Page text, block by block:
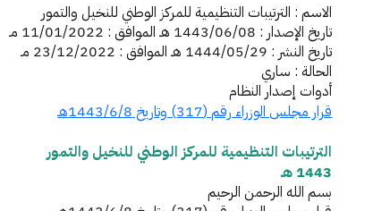
الفرع الإلكتروني
الاسم : الترتيبات التنظيمية للمركز الوطني للنخيل والتمور
تاريخ الإصدار : 1443/06/08 هـ الموافق : 11/01/2022 مـ
تاريخ النشر : 1444/05/29 هـ الموافق : 23/12/2022 مـ
الحالة : ساري
أدوات إصدار النظام
قرار مجلس الوزراء رقم (317) وتاريخ 1443/6/8هـ
الترتيبات التنظيمية للمركز الوطني للنخيل والتمور
1443 هـ
بسم الله الرحمن الرحيم